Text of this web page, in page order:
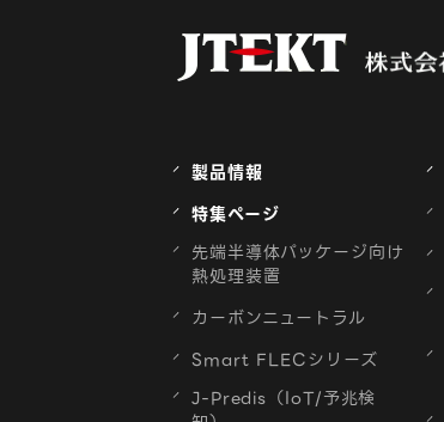
製品情報
特集ページ
先端半導体パッケージ向け
熱処理装置
カーボンニュートラル
Smart FLECシリーズ
J-Predis（IoT/予兆検